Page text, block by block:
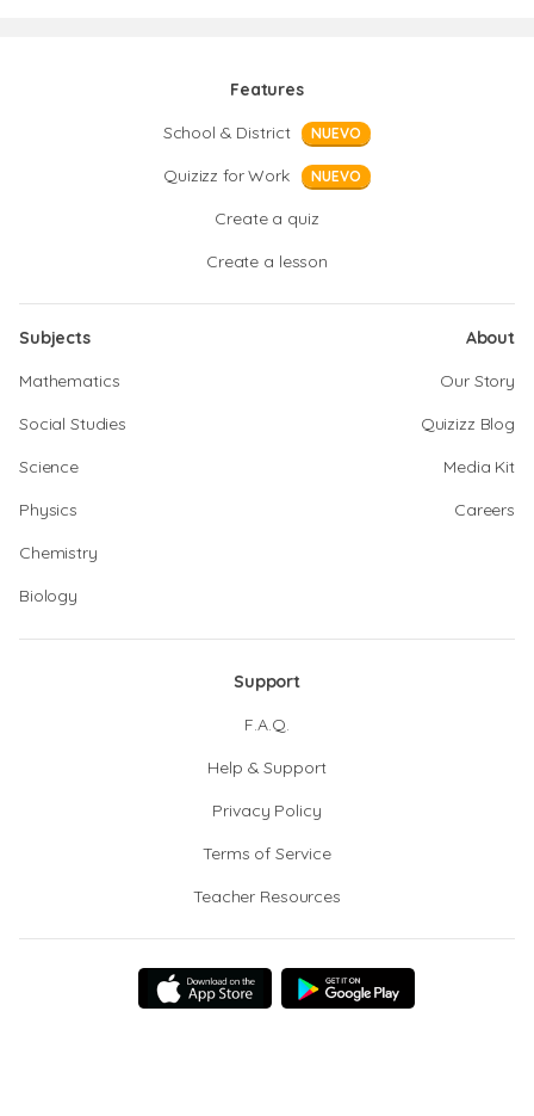
Features
School & District
NUEVO
Quizizz for Work NUEVO
Create a quiz
Create a lesson
Subjects
Mathematics
Social Studies
Science
Physics
Chemistry
Biology
About
Our Story
Quizizz Blog
Media Kit
Careers
Support
F.A.Q.
Help & Support
Privacy Policy
Terms of Service
Teacher Resources